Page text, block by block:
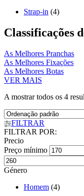
Strap-in (4)
Classificações
As Melhores Pranchas
As Melhores Fixações
As Melhores Botas
VER MAIS
A mostrar todos os 4
FILTRAR
FILTRAR POR:
Precio
Preço mínimo
Género
Homem (4)